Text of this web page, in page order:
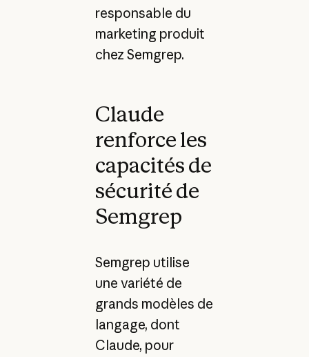
responsable du
marketing produit
chez Semgrep.
Claude
renforce les
capacités de
sécurité de
Semgrep
Semgrep utilise
une variété de
grands modèles de
langage, dont
Claude, pour